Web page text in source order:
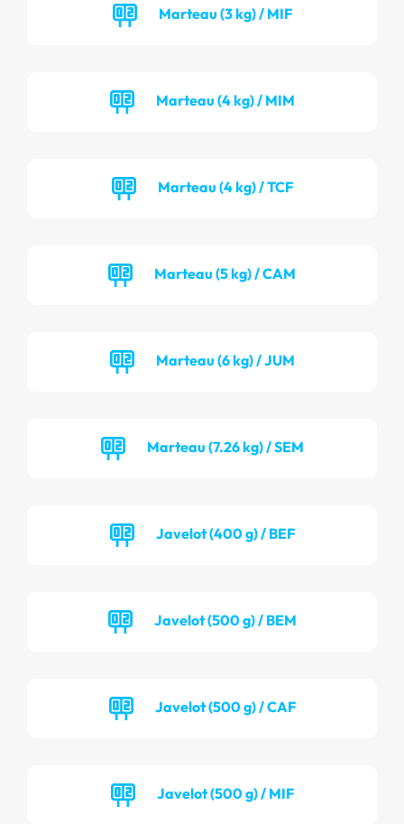
Marteau (3 kg) / MIF
Marteau (4 kg) / MIM
Marteau (4 kg) / TCF
Marteau (5 kg) / CAM
Marteau (6 kg) / JUM
Marteau (7.26 kg) / SEM
Javelot (400 g) / BEF
Javelot (500 g) / BEM
Javelot (500 g) / CAF
Javelot (500 g) / MIF